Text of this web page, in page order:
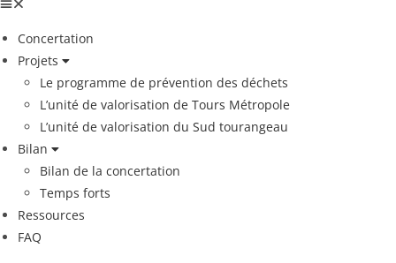
Concertation
Projets
Le programme de prévention des déchets
L’unité de valorisation de Tours Métropole
L’unité de valorisation du Sud tourangeau
Bilan
Bilan de la concertation
Temps forts
Ressources
FAQ